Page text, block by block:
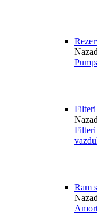
Nazad
Filteri
Nazad
Filteri
Ram
Nazad